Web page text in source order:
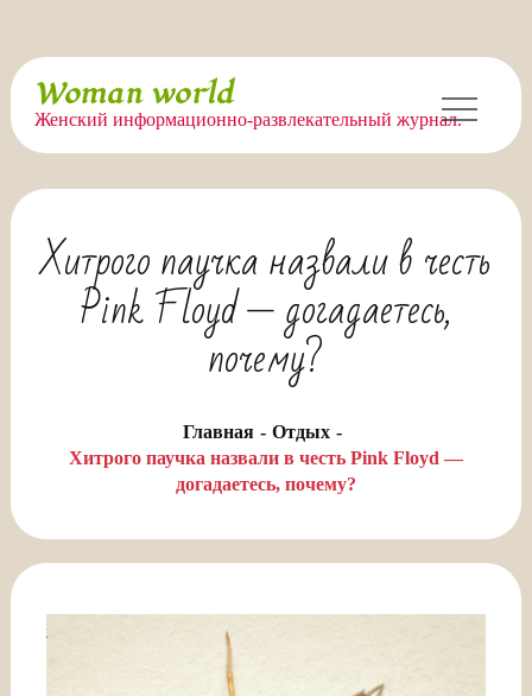
Перейти
содержимому
Woman world
Женский информационно-развлекательный журнал.
Хитрого паучка назвали в честь
Pink Floyd — догадаетесь,
почему?
Главная
Отдых
Хитрого паучка назвали в честь Pink Floyd —
догадаетесь, почему?